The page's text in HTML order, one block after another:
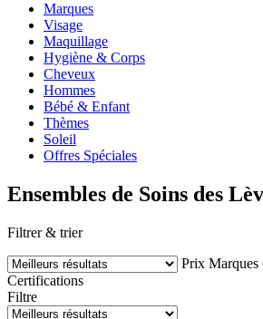
Marques
Visage
Maquillage
Hygiène & Corps
Cheveux
Hommes
Bébé & Enfant
Thèmes
Soleil
Offres Spéciales
Ensembles de Soins des
Filtrer & trier
Prix Marques
Certifications
Filtre